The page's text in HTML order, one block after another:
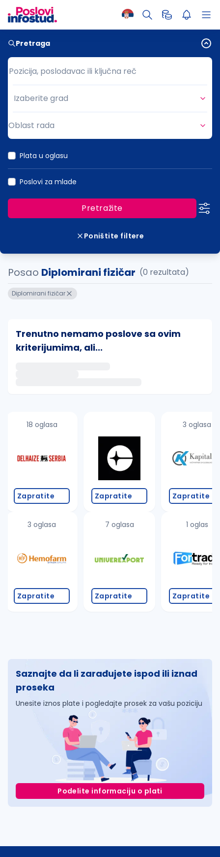
Pretraga
Pozicija, poslodavac ili ključna reč
Pozicija, poslodavac ili ključna reč
Grad
Izaberite grad
Oblast rada
Plata u oglasu
Poslovi za mlade
Pretražite
Poništite filtere
Posao Diplomirani fizičar (0 rezultata)
Diplomirani fizičar
Trenutno nemamo poslove sa ovim
kriterijumima, ali...
proverite pravopisne greške (koristite č, ć, š, đ,
povećajte radijus za odabrani grad
promenite odabrane filtere pretrage
18 oglasa
Zapratite
3 oglasa
Zapratite
Zapratite
7 oglasa
Zapratite
3 oglasa
Zapratite
1 oglas
Zapratite
Saznajte da li zarađujete ispod ili iznad
proseka
Unesite iznos plate i pogledajte prosek za vašu poziciju
Podelite informaciju o plati